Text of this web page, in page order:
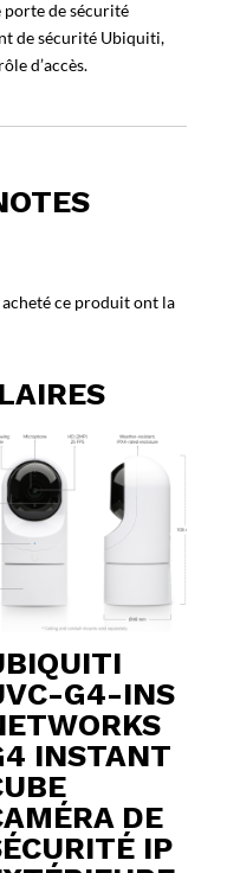
de sécurité
de sécurité Ubiquiti,
d’accès.
ce produit ont la
G4-INS
INSTANT
DE
IP